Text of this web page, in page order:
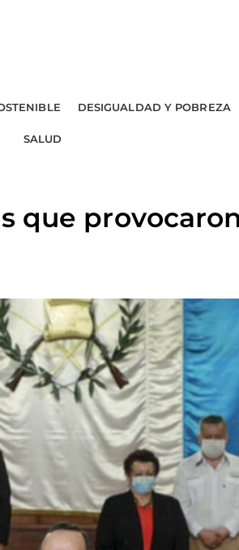
DESIGUALDAD Y POBREZA
SALUD
que